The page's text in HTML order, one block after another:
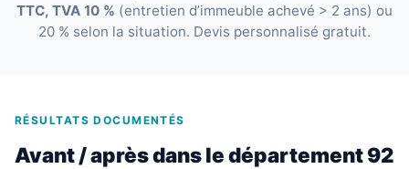
TTC, TVA 10 % (entretien d’immeuble achevé > 2 ans) ou
20 % selon la situation. Devis personnalisé gratuit.
RÉSULTATS DOCUMENTÉS
Avant / après dans le département 92